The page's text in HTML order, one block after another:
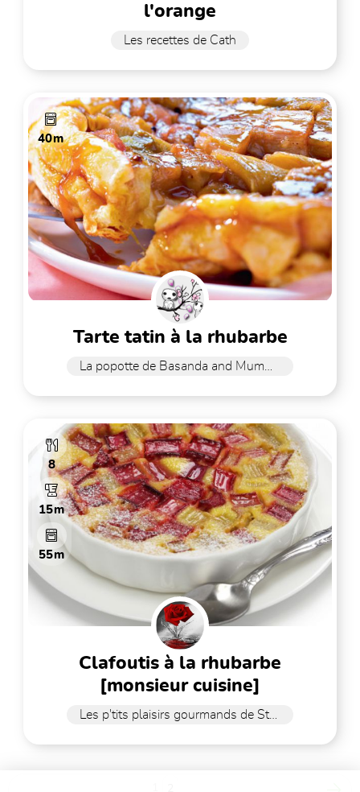
l'orange
Les recettes de Cath
40m
tarte tatin à la rhubarbe
La popotte de Basanda and Mummy
8
15m
55m
clafoutis à la rhubarbe
[monsieur cuisine]
Les p'tits plaisirs gourmands de Stefy